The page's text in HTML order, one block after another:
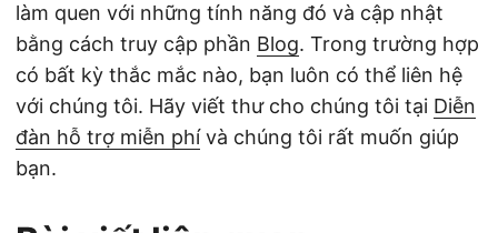
làm quen với những tính năng đó và cập nhật
bằng cách truy cập phần Blog. Trong trường hợp
có bất kỳ thắc mắc nào, bạn luôn có thể liên hệ
với chúng tôi. Hãy viết thư cho chúng tôi tại Diễn
đàn hỗ trợ miễn phívà chúng tôi rất muốn giúp
bạn.